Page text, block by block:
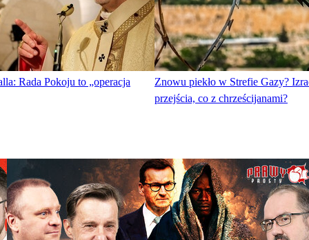
Rada Pokoju to „operacja
Znowu piekło w Strefie Gazy?
przejścia, co z chrześcijanami?